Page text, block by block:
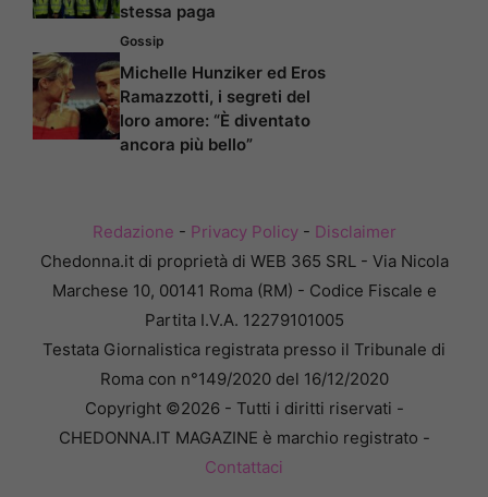
stessa paga
Gossip
Michelle Hunziker ed Eros
Ramazzotti, i segreti del
loro amore: “È diventato
ancora più bello”
Redazione - Privacy Policy- Disclaimer
Chedonna.it di proprietà di WEB 365 SRL - Via Nicola
Marchese 10, 00141 Roma (RM) - Codice Fiscale e
Partita I.V.A. 12279101005
Testata Giornalistica registrata presso il Tribunale di
Roma con n°149/2020 del 16/12/2020
Copyright ©2026 - Tutti i diritti riservati -
CHEDONNA.IT MAGAZINE è marchio registrato -
Contattaci